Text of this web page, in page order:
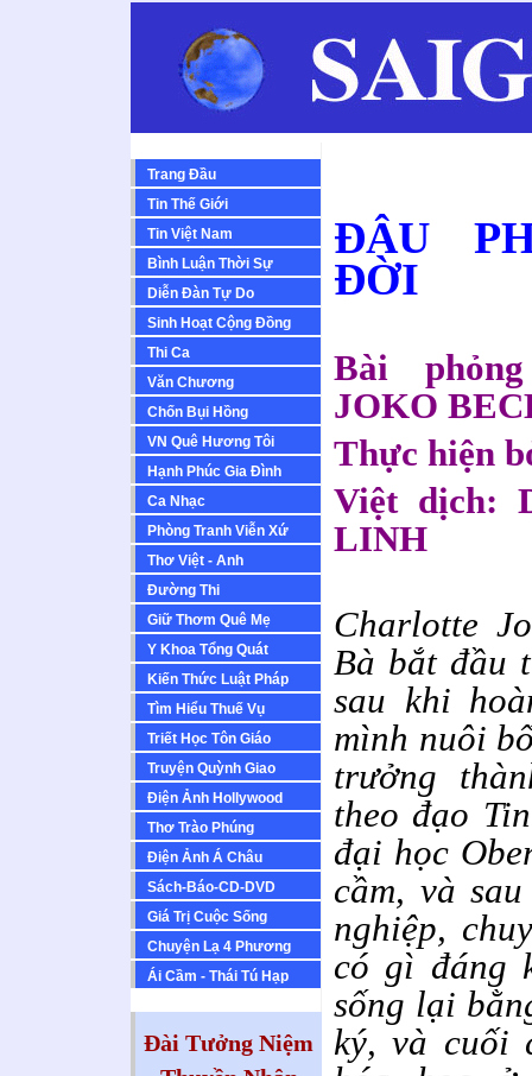
Trang Đầu
Tin Thế Giới
Tin Việt Nam
Bình Luận Thời Sự
Diễn Ðàn Tự Do
Sinh Hoạt Cộng Ðồng
Thi Ca
Văn Chương
Chốn Bụi Hồng
VN Quê Hương Tôi
Hạnh Phúc Gia Đình
Ca Nhạc
Phòng Tranh Viễn Xứ
Thơ Việt - Anh
Ðường Thi
Giữ Thơm Quê Mẹ
Y Khoa Tổng Quát
Kiến Thức Luật Pháp
Tìm Hiểu Thuế Vụ
Triết Học Tôn Giáo
Truyện Quỳnh Giao
Ðiện Ảnh Hollywood
Thơ Trào Phúng
Ðiện Ảnh Á Châu
Sách-Báo-CD-DVD
Giá Trị Cuộc Sống
Chuyện Lạ 4 Phương
Ái Cầm - Thái Tú Hạp
Đài Tưởng Niệm
ĐÂU
ĐỜI
Bài
JOKO
Thực hiện
Việt dịch:
LINH
Charlotte
Bà bắt đầu
sau khi
mình nuôi
trưởng
theo đạo
đại học
cầm, và
nghiệp,
có gì đáng
sống lại
ký, và cuối